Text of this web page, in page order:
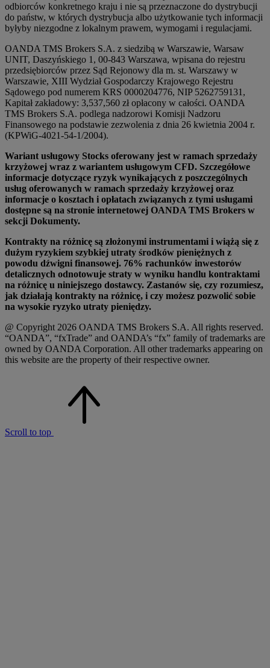
odbiorców konkretnego kraju i nie są przeznaczone do dystrybucji
do państw, w których dystrybucja albo użytkowanie tych informacji
byłyby niezgodne z lokalnym prawem, wymogami i regulacjami.
OANDA TMS Brokers S.A. z siedzibą w Warszawie, Warsaw
UNIT, Daszyńskiego 1, 00-843 Warszawa, wpisana do rejestru
przedsiębiorców przez Sąd Rejonowy dla m. st. Warszawy w
Warszawie, XIII Wydział Gospodarczy Krajowego Rejestru
Sądowego pod numerem KRS 0000204776, NIP 5262759131,
Kapitał zakładowy: 3,537,560 zł opłacony w całości. OANDA
TMS Brokers S.A. podlega nadzorowi Komisji Nadzoru
Finansowego na podstawie zezwolenia z dnia 26 kwietnia 2004 r.
(KPWiG-4021-54-1/2004).
Wariant usługowy Stocks oferowany jest w ramach sprzedaży
krzyżowej wraz z wariantem usługowym CFD. Szczegółowe
informacje dotyczące ryzyk wynikających z poszczególnych
usług oferowanych w ramach sprzedaży krzyżowej oraz
informacje o kosztach i opłatach związanych z tymi usługami
dostępne są na stronie internetowej OANDA TMS Brokers w
sekcji Dokumenty.
Kontrakty na różnicę są złożonymi instrumentami i wiążą się z
dużym ryzykiem szybkiej utraty środków pieniężnych z
powodu dźwigni finansowej. 76% rachunków inwestorów
detalicznych odnotowuje straty w wyniku handlu kontraktami
na różnicę u niniejszego dostawcy. Zastanów się, czy rozumiesz,
jak działają kontrakty na różnicę, i czy możesz pozwolić sobie
na wysokie ryzyko utraty pieniędzy.
@ Copyright 2026 OANDA TMS Brokers S.A. All rights reserved.
“OANDA”, “fxTrade” and OANDA’s “fx” family of trademarks are
owned by OANDA Corporation. All other trademarks appearing on
this website are the property of their respective owner.
Scroll to top